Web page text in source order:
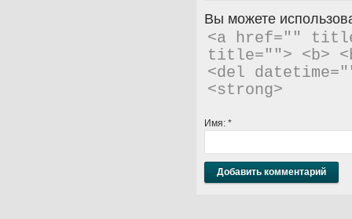
Вы можете
<a href=""
title=""> <b>
<del
<strong>
Имя: *